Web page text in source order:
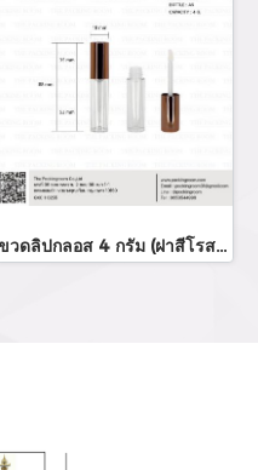
ขวดลิปกลอส 4 กรัม (ฝาสีโรสโกล์ด)